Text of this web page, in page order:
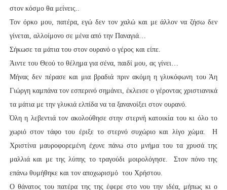
στον κόσμο θα μείνεις..
Τον όρκο μου, πατέρα, εγώ δεν τον χαλώ και με άλλον να ζήσω δεν
γίνεται, αλλοίμονο σε μένα από την Παναγιά…
Σήκωσε τα μάτια του στον ουρανό ο γέρος και είπε.
Άιντε του Θεού το θέλημα για σένα, παιδί μου, ας γίνει…
Μήνας δεν πέρασε και μια βραδιά πριν ακόμη η γλυκόφωνη του Άη
Γιώργη καμπάνα τον εσπερινό σημάνει, έκλεισε ο γέροντας χριστιανικά
τα μάτια με την γλυκιά ελπίδα να τα ξανανοίξει στον ουρανό.
Όλη η λεβεντιά τον ακολούθησε στην στερνή κατοικία του κι όλο το
χωριό στον τάφο του έριξε το στερνό συχώριο και λίγο χώμα. Η
Χριστίνα μαυροφορεμένη έχυνε πάνω στο μνήμα του τα χρυσά της
μαλλιά και με της λύπης το τραγούδι μοιρολόγησε. Στον πόνο της
επάνω θυμήθηκε και τον αποχωρισμό του Χρήστου.
Ο θάνατος του πατέρα της της έφερε στο νου την ιδέα, μήπως κι ο